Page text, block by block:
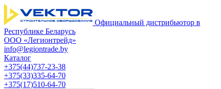
Официальный дистрибьютор в
Республике Беларусь
ООО «Легионтрейд»
info@legiontrade.by
Каталог
+375(44)737-23-38
+375(33)335-64-70
+375(17)510-64-70